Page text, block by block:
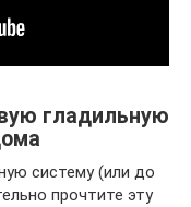
гладильную
систему (или до
прочтите эту